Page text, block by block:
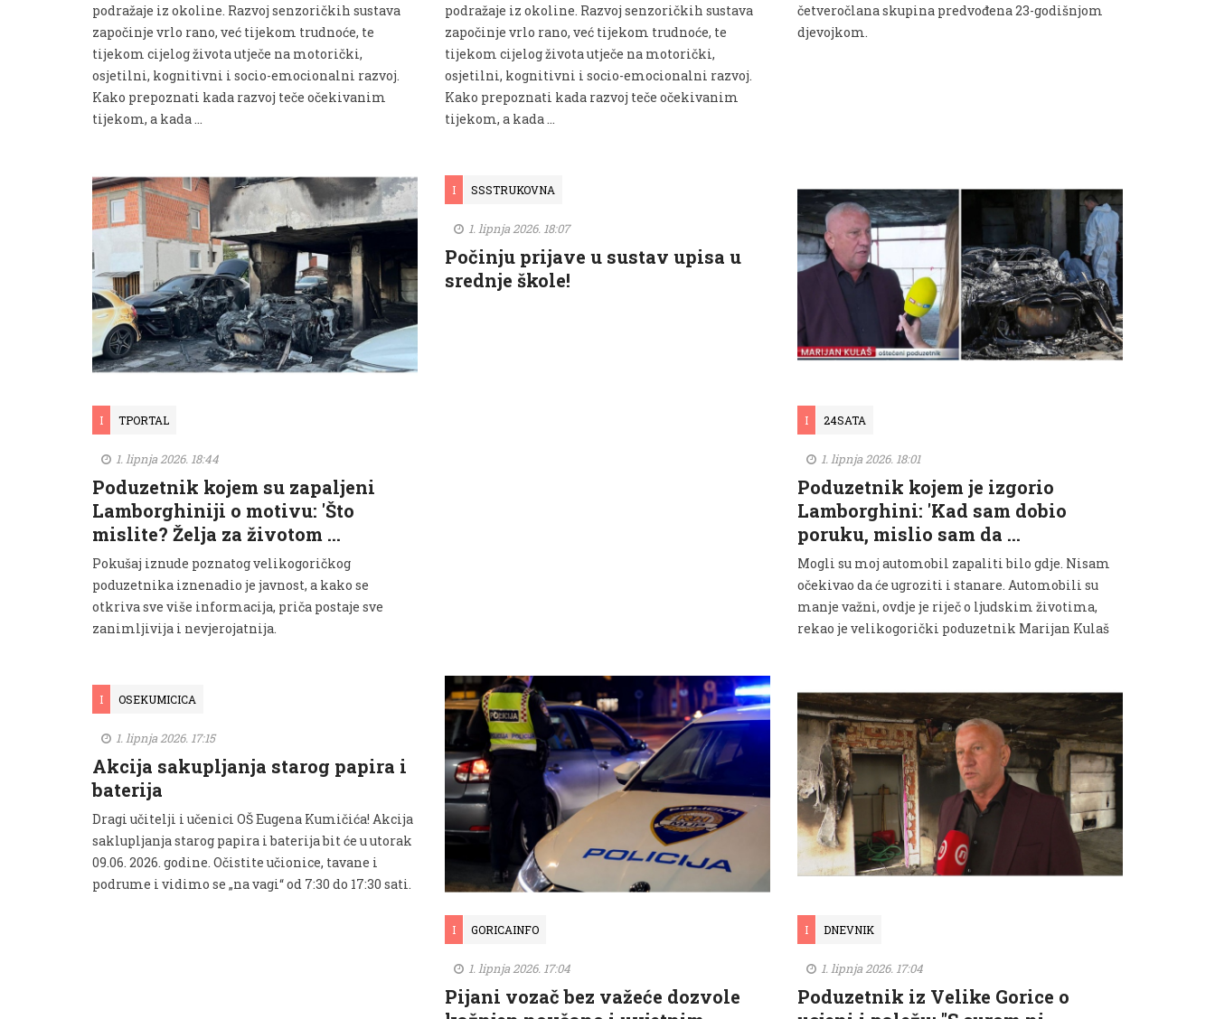
podražaje iz okoline. Razvoj senzoričkih sustava
započinje vrlo rano, već tijekom trudnoće, te
tijekom cijelog života utječe na motorički,
osjetilni, kognitivni i socio-emocionalni razvoj.
Kako prepoznati kada razvoj teče očekivanim
tijekom, a kada …
podražaje iz okoline. Razvoj senzoričkih sustava
započinje vrlo rano, već tijekom trudnoće, te
tijekom cijelog života utječe na motorički,
osjetilni, kognitivni i socio-emocionalni razvoj.
Kako prepoznati kada razvoj teče očekivanim
tijekom, a kada …
četveročlana skupina predvođena 23-godišnjom
djevojkom.
I TPORTAL
1. lipnja 2026. 18:44
Poduzetnik kojem su zapaljeni
Lamborghiniji o motivu: 'Što
mislite? Želja za životom …
Pokušaj iznude poznatog velikogoričkog
poduzetnika iznenadio je javnost, a kako se
otkriva sve više informacija, priča postaje sve
zanimljivija i nevjerojatnija.
I SSSTRUKOVNA
1. lipnja 2026. 18:07
Počinju prijave u sustav upisa u
srednje škole!
I 24SATA
1. lipnja 2026. 18:01
Poduzetnik kojem je izgorio
Lamborghini: 'Kad sam dobio
poruku, mislio sam da …
Mogli su moj automobil zapaliti bilo gdje. Nisam
očekivao da će ugroziti i stanare. Automobili su
manje važni, ovdje je riječ o ljudskim životima,
rekao je velikogorički poduzetnik Marijan Kulaš
I OSEKUMICICA
1. lipnja 2026. 17:15
Akcija sakupljanja starog papira i
baterija
Dragi učitelji i učenici OŠ Eugena Kumičića! Akcija
saklupljanja starog papira i baterija bit će u utorak
09.06. 2026. godine. Očistite učionice, tavane i
podrume i vidimo se „na vagi“ od 7:30 do 17:30 sati.
I GORICAINFO
1. lipnja 2026. 17:04
Pijani vozač bez važeće dozvole
I DNEVNIK
1. lipnja 2026. 17:04
Poduzetnik iz Velike Gorice o